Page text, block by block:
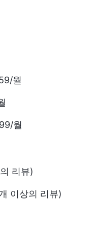
월
월
리뷰)
이상의 리뷰)